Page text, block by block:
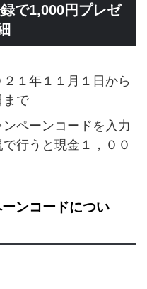
で1,000円プレゼ
１年１１月１日から
まで
ペーンコードを入力
行うと現金１，００
ンコードについ